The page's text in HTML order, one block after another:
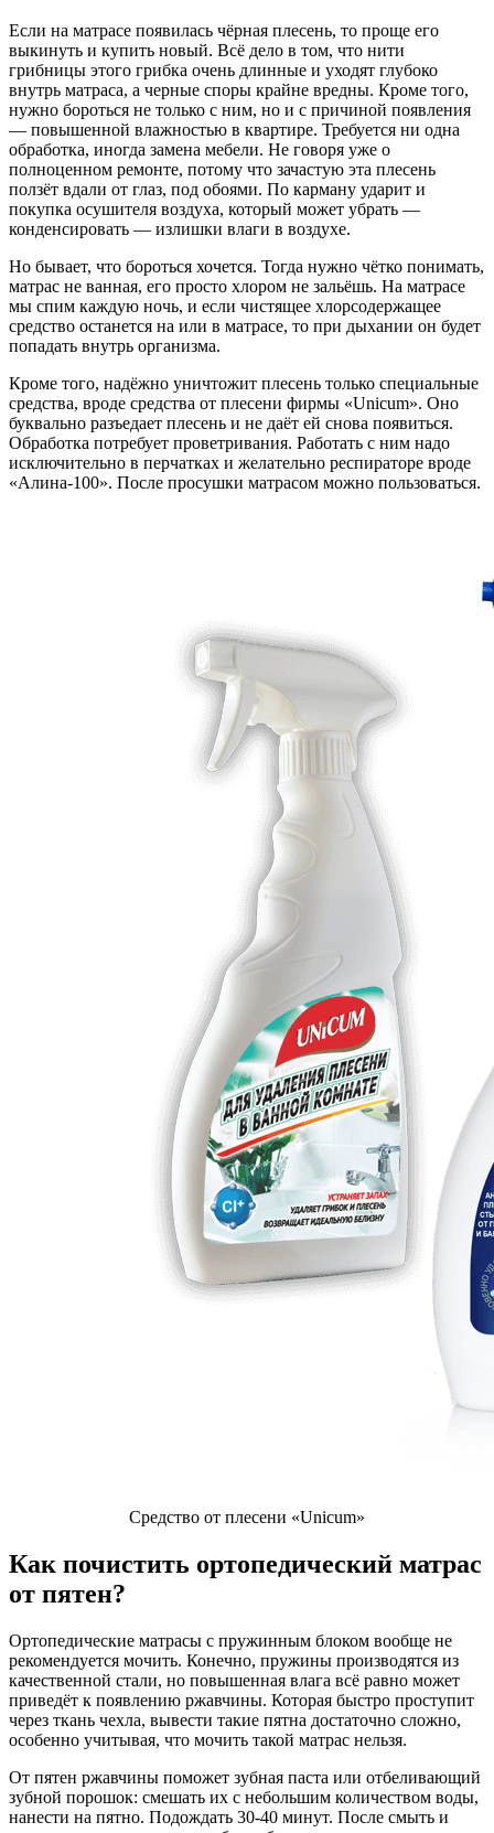
Если на матрасе появилась чёрная плесень, то проще его
выкинуть и купить новый. Всё дело в том, что нити
грибницы этого грибка очень длинные и уходят глубоко
внутрь матраса, а черные споры крайне вредны. Кроме того,
нужно бороться не только с ним, но и с причиной появления
— повышенной влажностью в квартире. Требуется ни одна
обработка, иногда замена мебели. Не говоря уже о
полноценном ремонте, потому что зачастую эта плесень
ползёт вдали от глаз, под обоями. По карману ударит и
покупка осушителя воздуха, который может убрать —
конденсировать — излишки влаги в воздухе.
Но бывает, что бороться хочется. Тогда нужно чётко понимать,
матрас не ванная, его просто хлором не зальёшь. На матрасе
мы спим каждую ночь, и если чистящее хлорсодержащее
средство останется на или в матрасе, то при дыхании он будет
попадать внутрь организма.
Кроме того, надёжно уничтожит плесень только специальные
средства, вроде средства от плесени фирмы «Unicum». Оно
буквально разъедает плесень и не даёт ей снова появиться.
Обработка потребует проветривания. Работать с ним надо
исключительно в перчатках и желательно респираторе вроде
«Алина-100». После просушки матрасом можно пользоваться.
Средство от плесени «Unicum»
Как почистить ортопедический матрас
от пятен?
Ортопедические матрасы с пружинным блоком вообще не
рекомендуется мочить. Конечно, пружины производятся из
качественной стали, но повышенная влага всё равно может
приведёт к появлению ржавчины. Которая быстро проступит
через ткань чехла, вывести такие пятна достаточно сложно,
особенно учитывая, что мочить такой матрас нельзя.
От пятен ржавчины поможет зубная паста или отбеливающий
зубной порошок: смешать их с небольшим количеством воды,
нанести на пятно. Подождать 30-40 минут. После смыть и